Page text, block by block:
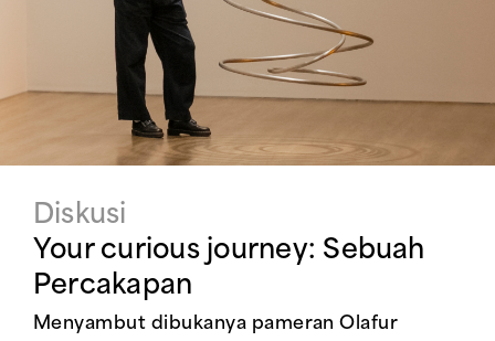
Diskusi
Your curious journey: Sebuah
Percakapan
Menyambut dibukanya pameran Olafur